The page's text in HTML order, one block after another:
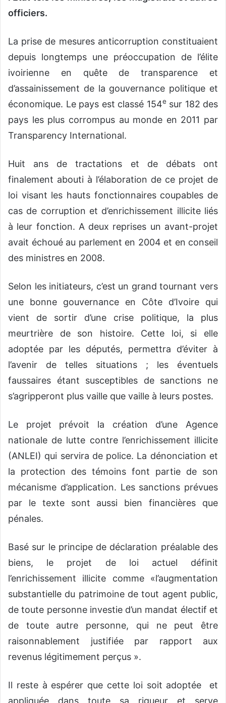
officiers.
La prise de mesures anticorruption constituaient
depuis longtemps une préoccupation de l’élite
ivoirienne en quête de transparence et
d’assainissement de la gouvernance politique et
économique. Le pays est classé 154e sur 182 des
pays les plus corrompus au monde en 2011 par
Transparency International.
Huit ans de tractations et de débats ont
finalement abouti à l’élaboration de ce projet de
loi visant les hauts fonctionnaires coupables de
cas de corruption et d’enrichissement illicite liés
à leur fonction. A deux reprises un avant-projet
avait échoué au parlement en 2004 et en conseil
des ministres en 2008.
Selon les initiateurs, c’est un grand tournant vers
une bonne gouvernance en Côte d’Ivoire qui
vient de sortir d’une crise politique, la plus
meurtrière de son histoire. Cette loi, si elle
adoptée par les députés, permettra d’éviter à
l’avenir de telles situations ; les éventuels
faussaires étant susceptibles de sanctions ne
s’agripperont plus vaille que vaille à leurs postes.
Le projet prévoit la création d’une Agence
nationale de lutte contre l’enrichissement illicite
(ANLEI) qui servira de police. La dénonciation et
la protection des témoins font partie de son
mécanisme d’application. Les sanctions prévues
par le texte sont aussi bien financières que
pénales.
Basé sur le principe de déclaration préalable des
biens, le projet de loi actuel définit
l’enrichissement illicite comme «l’augmentation
substantielle du patrimoine de tout agent public,
de toute personne investie d’un mandat électif et
de toute autre personne, qui ne peut être
raisonnablement justifiée par rapport aux
revenus légitimement perçus ».
Il reste à espérer que cette loi soit adoptée et
appliquée dans toute sa rigueur et serve